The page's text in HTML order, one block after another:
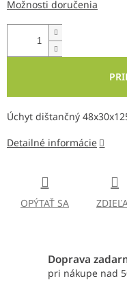
Možnosti doručenia
Úchyt dištančný
Detailné informácie
OPÝTAŤ SA
Doprava
pri nákupe nad